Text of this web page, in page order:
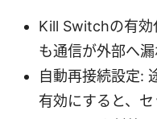
Kill Switchの有効
も通信が外部へ漏
自動再接続設定:
有効にすると、セ